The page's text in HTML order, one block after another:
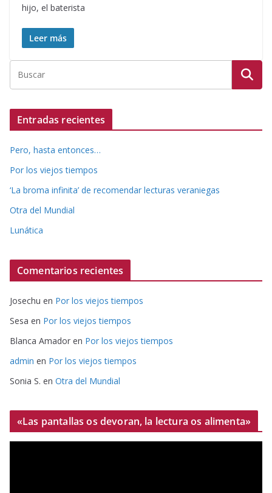
hijo, el baterista
Leer más
Entradas recientes
Pero, hasta entonces…
Por los viejos tiempos
‘La broma infinita’ de recomendar lecturas veraniegas
Otra del Mundial
Lunática
Comentarios recientes
Josechu en Por los viejos tiempos
Sesa en Por los viejos tiempos
Blanca Amador en Por los viejos tiempos
admin en Por los viejos tiempos
Sonia S. en Otra del Mundial
«Las pantallas os devoran, la lectura os alimenta»